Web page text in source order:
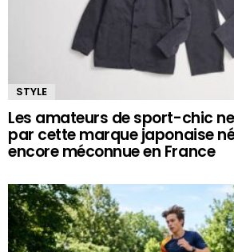
STYLE
Les amateurs de sport-chic
par cette marque japonaise
encore méconnue en France